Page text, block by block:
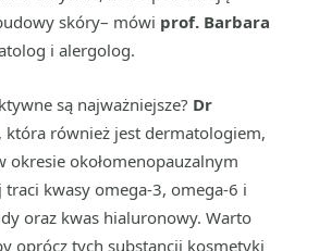
skóry– mówi prof. Barbara
i alergolog.
są najważniejsze? Dr
, która również jest dermatologiem,
okresie okołomenopauzalnym
kwasy omega-3, omega-6 i
oraz kwas hialuronowy. Warto
oprócz tych substancji kosmetyki